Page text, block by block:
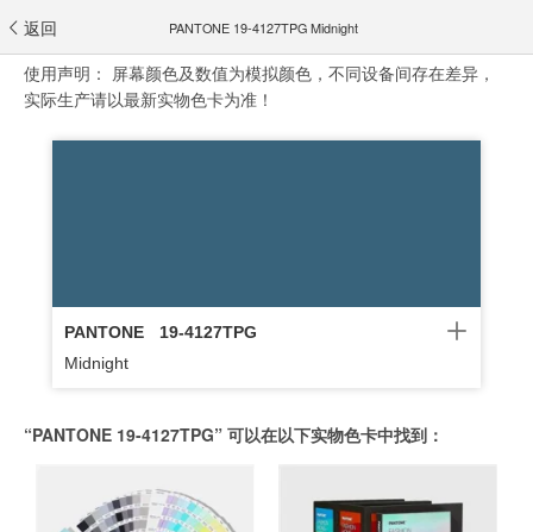
返回 PANTONE 19-4127TPG Midnight
使用声明： 屏幕颜色及数值为模拟颜色，不同设备间存在差异，
实际生产请以最新实物色卡为准！
PANTONE
19-4127TPG
Midnight
“PANTONE 19-4127TPG” 可以在以下实物色卡中找到：